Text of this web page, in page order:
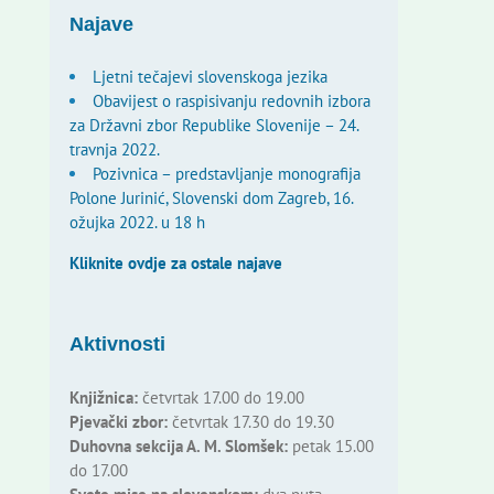
Najave
Ljetni tečajevi slovenskoga jezika
Obavijest o raspisivanju redovnih izbora
za Državni zbor Republike Slovenije – 24.
travnja 2022.
Pozivnica – predstavljanje monografija
Polone Jurinić, Slovenski dom Zagreb, 16.
ožujka 2022. u 18 h
Kliknite ovdje za ostale najave
Aktivnosti
Knjižnica:četvrtak 17.00 do 19.00
Pjevački zbor:četvrtak 17.30 do 19.30
Duhovna sekcija A. M. Slomšek:petak 15.00
do 17.00